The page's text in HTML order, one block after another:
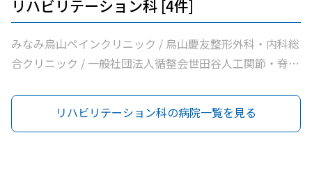
リハビリテーション科 [4件]
みなみ烏山ペインクリニック / 烏山慶友整形外科・内科総
合クリニック / 一般社団法人循整会世田谷人工関節・脊椎
リハビリテーション科の病院一覧を見る